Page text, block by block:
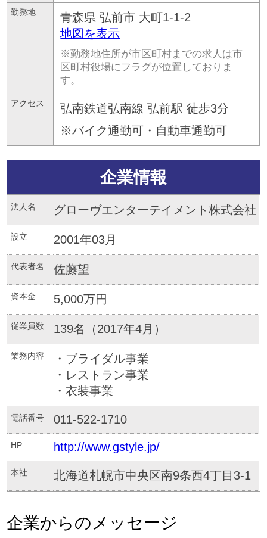
勤務地 青森県 弘前市 大町1-1-2
地図を表示
※勤務地住所が市区町村までの求人は市
区町村役場にフラグが位置しておりま
す。
アクセス
弘南鉄道弘南線 弘前駅 徒歩3分
※バイク通勤可・自動車通勤可
企業情報
法人名 グローヴエンターテイメント株式会社
設立 2001年03月
代表者名 佐藤望
資本金 5,000万円
従業員数 139名（2017年4月）
業務内容
・ブライダル事業
・レストラン事業
・衣装事業
電話番号 011-522-1710
HP http://www.gstyle.jp/
本社 北海道札幌市中央区南9条西4丁目3-1
企業からのメッセージ